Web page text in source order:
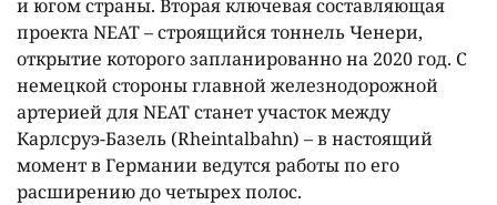
и югом страны. Вторая ключевая составляющая
проекта NEAT – строящийся тоннель Ченери,
открытие которого запланированно на 2020 год. С
немецкой стороны главной железнодорожной
артерией для NEAT станет участок между
Карлсруэ-Базель (Rheintalbahn) – в настоящий
момент в Германии ведутся работы по его
расширению до четырех полос.